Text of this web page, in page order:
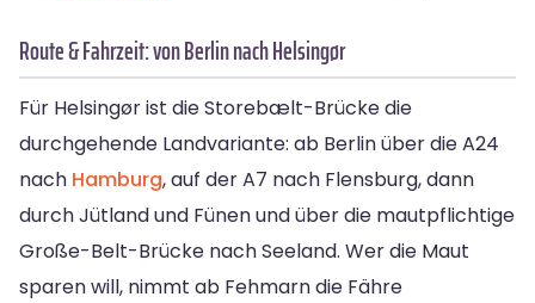
Route & Fahrzeit: von Berlin nach Helsingør
Für Helsingør ist die Storebælt-Brücke die
durchgehende Landvariante: ab Berlin über die A24
nach Hamburg, auf der A7 nach Flensburg, dann
durch Jütland und Fünen und über die mautpflichtige
Große-Belt-Brücke nach Seeland. Wer die Maut
sparen will, nimmt ab Fehmarn die Fähre